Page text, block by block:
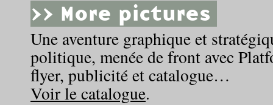
>> More pictures
Une aventure graphique et
politique, menée de front avec
flyer, publicité et catalogue…
Voir le catalogue.